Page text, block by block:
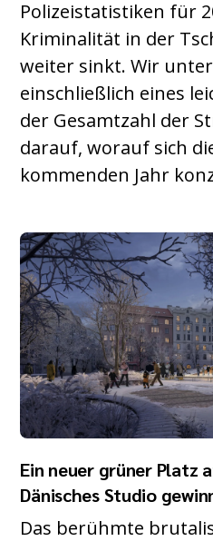
Polizeistatistiken für
Kriminalität in der
weiter sinkt. Wir
einschließlich eines
der Gesamtzahl der
darauf, worauf sich
kommenden Jahr
Ein neuer grüner Platz
Dänisches Studio
Das berühmte